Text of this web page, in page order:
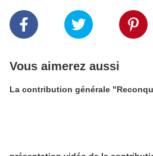
Vous aimerez aussi
La contribution générale